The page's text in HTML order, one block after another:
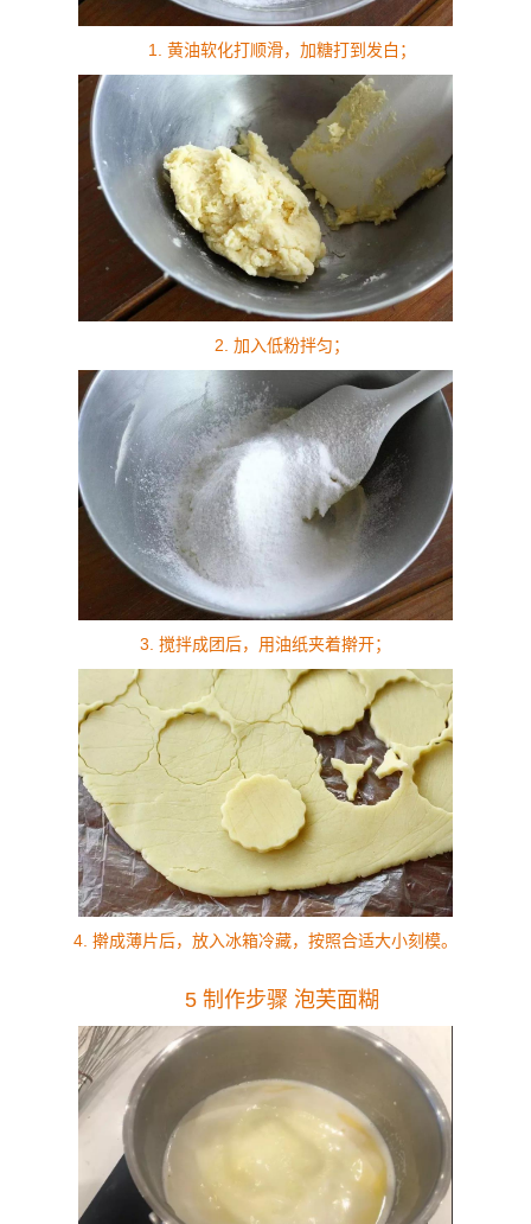
1. 黄油软化打顺滑，加糖打到发白；
2. 加入低粉拌匀；
3. 搅拌成团后，用油纸夹着擀开；
4. 擀成薄片后，放入冰箱冷藏，按照合适大小刻模。
5 制作步骤 泡芙面糊